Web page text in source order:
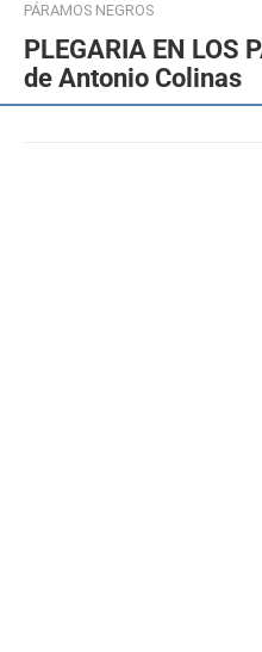
PÁRAMOS NEGROS
PLEGARIA EN LOS
de Antonio Colinas